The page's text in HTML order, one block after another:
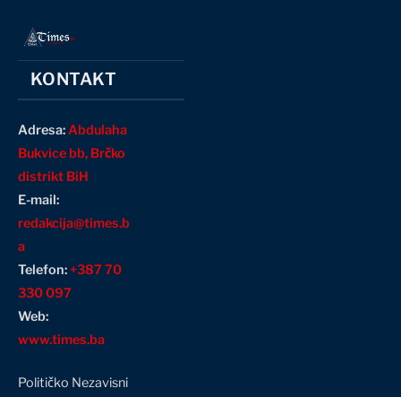
KONTAKT
Adresa:Abdulaha
Bukvice bb, Brčko
distrikt BiH
E-mail:
redakcija@times.b
a
Telefon:+387 70
330 097
Web:
www.times.ba
Političko Nezavisni